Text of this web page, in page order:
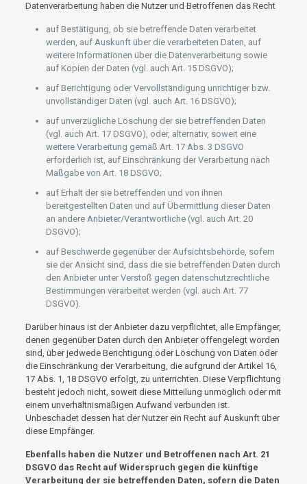
Datenverarbeitung haben die Nutzer und Betroffenen das Recht
auf Bestätigung, ob sie betreffende Daten verarbeitet
werden, auf Auskunft über die verarbeiteten Daten, auf
weitere Informationen über die Datenverarbeitung sowie
auf Kopien der Daten (vgl. auch Art. 15 DSGVO);
auf Berichtigung oder Vervollständigung unrichtiger bzw.
unvollständiger Daten (vgl. auch Art. 16 DSGVO);
auf unverzügliche Löschung der sie betreffenden Daten
(vgl. auch Art. 17 DSGVO), oder, alternativ, soweit eine
weitere Verarbeitung gemäß Art. 17 Abs. 3 DSGVO
erforderlich ist, auf Einschränkung der Verarbeitung nach
Maßgabe von Art. 18 DSGVO;
auf Erhalt der sie betreffenden und von ihnen
bereitgestellten Daten und auf Übermittlung dieser Daten
an andere Anbieter/Verantwortliche (vgl. auch Art. 20
DSGVO);
auf Beschwerde gegenüber der Aufsichtsbehörde, sofern
sie der Ansicht sind, dass die sie betreffenden Daten durch
den Anbieter unter Verstoß gegen datenschutzrechtliche
Bestimmungen verarbeitet werden (vgl. auch Art. 77
DSGVO).
Darüber hinaus ist der Anbieter dazu verpflichtet, alle Empfänger,
denen gegenüber Daten durch den Anbieter offengelegt worden
sind, über jedwede Berichtigung oder Löschung von Daten oder
die Einschränkung der Verarbeitung, die aufgrund der Artikel 16,
17 Abs. 1, 18 DSGVO erfolgt, zu unterrichten. Diese Verpflichtung
besteht jedoch nicht, soweit diese Mitteilung unmöglich oder mit
einem unverhältnismäßigen Aufwand verbunden ist.
Unbeschadet dessen hat der Nutzer ein Recht auf Auskunft über
diese Empfänger.
Ebenfalls haben die Nutzer und Betroffenen nach Art. 21
DSGVO das Recht auf Widerspruch gegen die künftige
Verarbeitung der sie betreffenden Daten, sofern die Daten